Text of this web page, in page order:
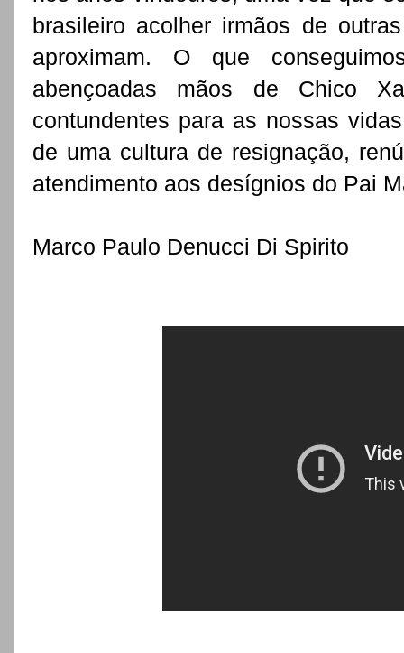
brasileiro acolher irmãos de
aproximam. O que
abençoadas mãos de Chico
contundentes para as nossas
de uma cultura de resignação,
atendimento aos desígnios do Pai
Marco Paulo Denucci Di Spirito